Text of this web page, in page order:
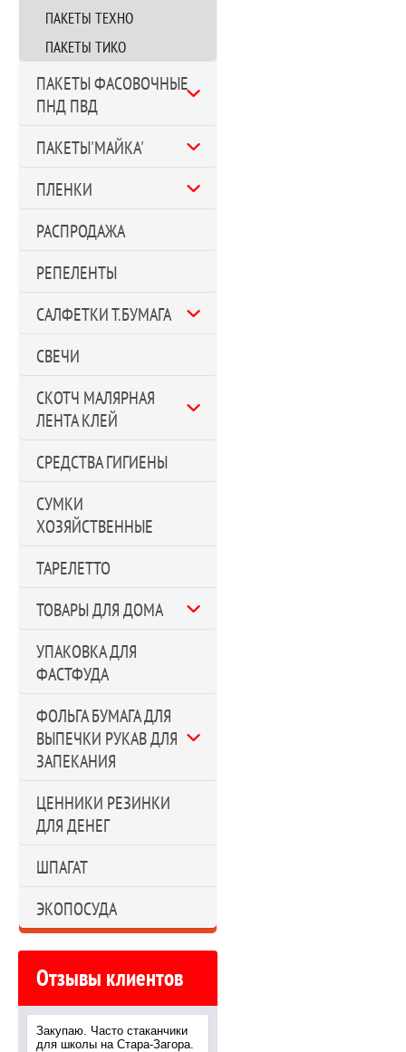
ПАКЕТЫ ТЕХНО
ПАКЕТЫ ТИКО
ПАКЕТЫ ФАСОВОЧНЫЕ
ПНД ПВД
ПАКЕТЫ'МАЙКА'
ПЛЕНКИ
РАСПРОДАЖА
РЕПЕЛЕНТЫ
САЛФЕТКИ Т.БУМАГА
СВЕЧИ
СКОТЧ МАЛЯРНАЯ
ЛЕНТА КЛЕЙ
СРЕДСТВА ГИГИЕНЫ
СУМКИ
ХОЗЯЙСТВЕННЫЕ
ТАРЕЛЕТТО
ТОВАРЫ ДЛЯ ДОМА
УПАКОВКА ДЛЯ
ФАСТФУДА
ФОЛЬГА БУМАГА ДЛЯ
ВЫПЕЧКИ РУКАВ ДЛЯ
ЗАПЕКАНИЯ
ЦЕННИКИ РЕЗИНКИ
ДЛЯ ДЕНЕГ
ШПАГАТ
ЭКОПОСУДА
Отзывы клиентов
Закупаю. Часто стаканчики
для школы на Стара-Загора.